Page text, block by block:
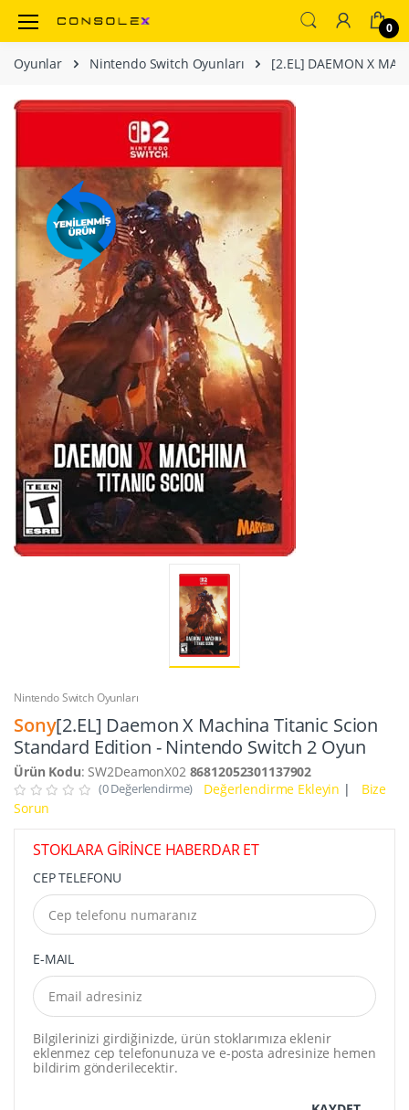
0
Oyunlar Nintendo Switch Oyunları [2.EL] DAEMON X
Nintendo Switch Oyunları
Sony[2.EL] Daemon X Machina Titanic Scion
Standard Edition - Nintendo Switch 2 Oyun
Ürün Kodu: SW2DeamonX02 86812052301137902
(0 Değerlendirme) Değerlendirme Ekleyin |
Bize
Sorun
STOKLARA GİRİNCE HABERDAR ET
CEP TELEFONU
E-MAIL
Bilgilerinizi girdiğinizde, ürün stoklarımıza eklenir
eklenmez cep telefonunuza ve e-posta adresinize hemen
bildirim gönderilecektir.